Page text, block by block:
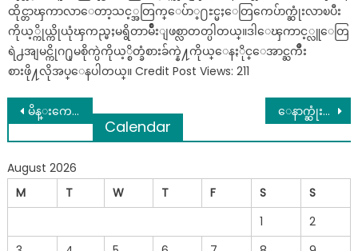
ထိုင္တာၾကာလာေတာ့သင့္အတြက္ေပ်ာ္႐ႊင္မႈေတြကေပ်ာက္ဆုံးလာၿပီး
ကိုယ့္ကိုယ္ကိုယုံၾကည္မႈမရွိတာမ်ိဳးျဖစ္လာတတ္ပါတယ္။ဒါေၾကာင့္လူေတြ
ရဲ႕အျမင္ကိုဂ႐ုမစိုက္ပဲကိုယ့္စိတ္ခံစားခ်က္နဲ႔ကိုယ္ေနႏိုင္ေအာင္ႀကိဳး
စားဖို႔လိုအပ္ေနပါတယ္။ Credit Post Views: 211
Post
navigation
မိန္းကေလးတစ္ေယာက္ ေျပာင္းလဲသြားမွ သစၥာမရွိဘူးဆိုတဲ႔စကား ႀကံဳရာလူနဲ႔ လက္ေဆာင္မပါးပါနဲ႕ ေနာက္ဆုံးပို႔ေဆာင္ဖို႔ လာႀကိဳသည့္သူႏွင့္အတူ..မိန္းကေလးတစ္ေယာက္ေသဆံုးသြားသည္…..
Calendar
August 2026
M
T W T F S
S
1
2